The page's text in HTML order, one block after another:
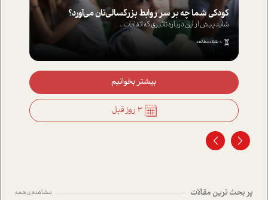
کودکی شما چه بر سر روابط بزرگسالی‌تان می‌آورد؟
شاید پیش از این درباره تاثیری که اتفاقات...
8 دقیقه مطالعه
بیشتر بخوانیم
3 روز قبل
پر بحث ترین مقالات مشاهده ی همه